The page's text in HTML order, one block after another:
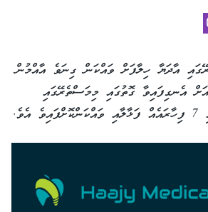
އާދަޔާ ހިލާފަށް ވައްކަން ގިނަވެ އާއްމުން
އެނގިފައިވާ ގޮތުގައި މިމަސްތެރޭގައި